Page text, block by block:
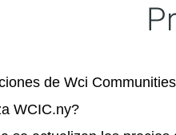
de Wci
WCIC.ny?